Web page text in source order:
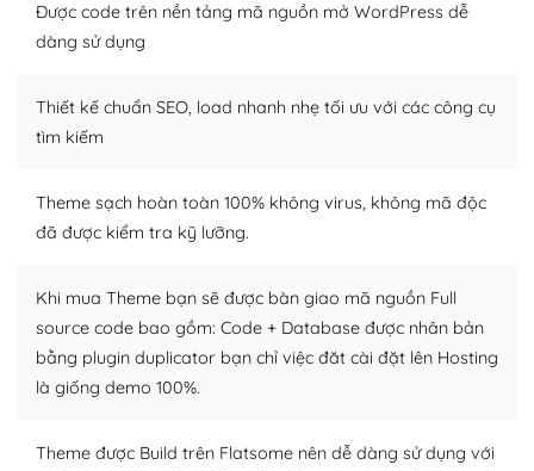
thiết kế tốt, bạn có thể tự sửa đổi. Nếu không bạn có thể
tìm kiếm chúng trên Internet hoặc nhờ chuyên gia.
– Sở hữu một cộng đồng lớn, sẵn sàng hỗ trợ
khổng lồ được kiểm duyệt bởi các nhân viên và những
người cuồng tín WordPress.
Nếu bạn gặp khó khăn, bạn có thể lên mạng và tìm
kiếm những cộng đồng WordPress, họ sẽ giúp bạn trả
lời, giải đáp vấn đề của bạn.
Cộng đồng sử dụng WordPress sẵn sàng hỗ trợ bạn
– Đa dạng plugin và themes
Được code trên nền tảng mã nguồn mở WordPress dễ
dàng sử dụng
Thiết kế chuẩn SEO, load nhanh nhẹ tối ưu với các công cụ
tìm kiếm
Theme sạch hoàn toàn 100% không virus, không mã độc
đã được kiểm tra kỹ lưỡng.
Khi mua Theme bạn sẽ được bàn giao mã nguồn Full
source code bao gồm: Code + Database được nhân bản
bằng plugin duplicator bạn chỉ việc đăt cài đặt lên Hosting
là giống demo 100%.
Theme được Build trên Flatsome nên dễ dàng sử dụng với